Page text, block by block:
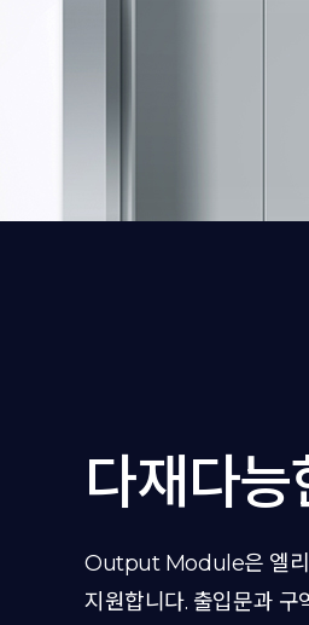
다재다
Output Module은 엘리
지원합니다. 출입문과